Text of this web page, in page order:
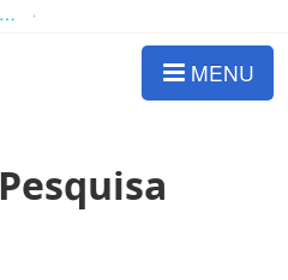
Bolsas e Auxílios Vigentes
MENU